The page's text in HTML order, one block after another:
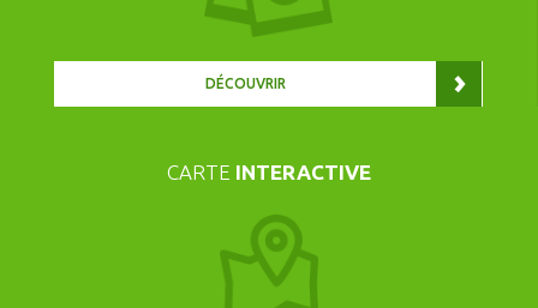
DÉCOUVRIR
CARTE INTERACTIVE